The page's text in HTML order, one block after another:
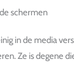
schermen
in de media
Ze is degene